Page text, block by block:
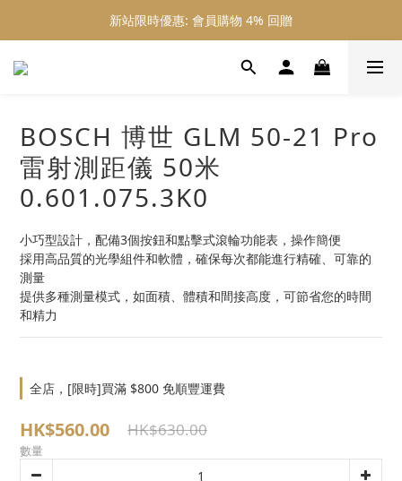
新站限時優惠: 會員購物 4% 回贈
新站限時優惠: 會員購物 4% 回贈
新站限時優惠: 滿 $800 順豐免運費
BOSCH 博世 GLM 50-21 Pro
雷射測距儀 50米
0.601.075.3K0
小巧型設計，配備3個按鈕和點擊式滾輪功能表，操作簡便
採用高品質的光學組件和軟體，確保每次都能進行精確、可靠的
測量
提供多種測量模式，如面積、體積和間接高度，可節省您的時間
和精力
全店，[限時]買滿 $800 免順豐運費
HK$560.00 HK$630.00
數量